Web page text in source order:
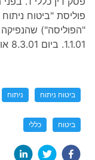
1.1.01. ביום 8.3.01 אובחן התובע כסובל ממחלת הודג'קין
ביטוח ניתוח ניתוח
ביטוח כללי